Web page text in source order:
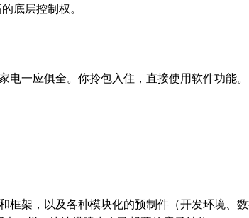
底层控制权。
电一应俱全。你拎包入住，直接使用软件功能
框架，以及各种模块化的预制件（开发环境、